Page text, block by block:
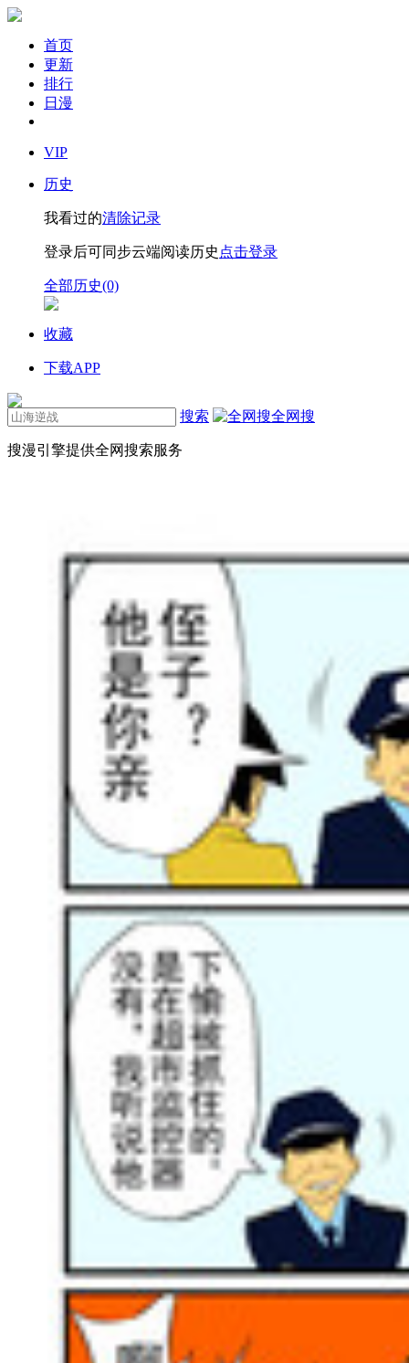
首页
更新
排行
日漫
VIP
历史
我看过的清除记录
登录后可同步云端阅读历史 点击登录
全部历史(0)
收藏
下载APP
搜索 全网搜
搜漫引擎提供全网搜索服务